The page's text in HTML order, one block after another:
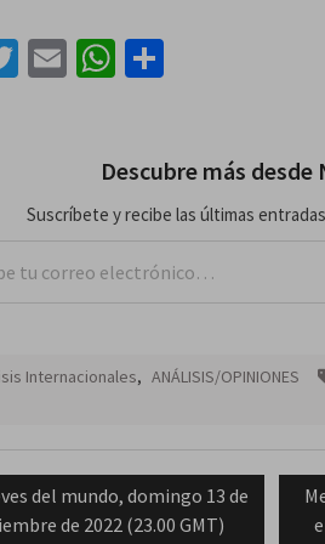
Twitter
EmailWhatsApp
Descubre más
Suscríbete y recibe las últimas
Internacionales, ANÁLISIS/OPINIONES
del mundo, domingo 13 de
de 2022 (23.00 GMT)